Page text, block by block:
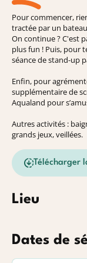
Pour commencer,
tractée par un
On continue ? C'est
plus fun ! Puis, pour
séance de stand-up
Enfin, pour
supplémentaire de
Aqualand pour
Autres activités :
grands jeux, veillées.
Télécharger
Lieu
Dates de